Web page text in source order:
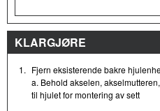
KLARGJØRE
1. Fjern eksisterende bakre
a. Behold akselen,
til hjulet for montering av sett